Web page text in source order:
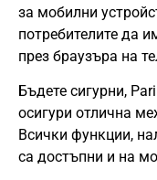
за мобилни
потребителите да
през браузъра на
Бъдете сигурни,
осигури отлична
Всички функции,
са достъпни и на